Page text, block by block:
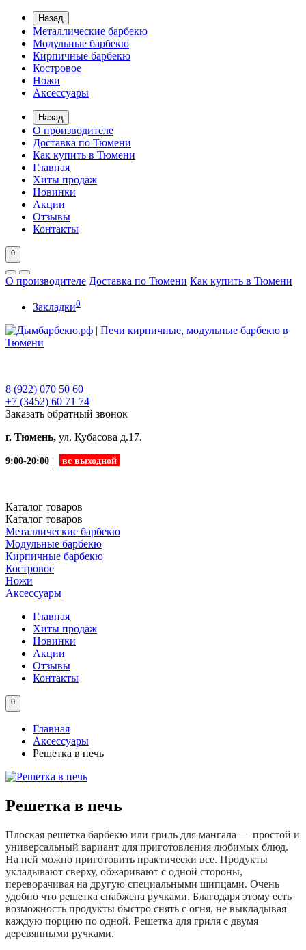
Назад
Металлические барбекю
Модульные барбекю
Кирпичные барбекю
Костровое
Ножи
Аксессуары
Назад
О производителе
Доставка по Тюмени
Как купить в Тюмени
Главная
Хиты продаж
Новинки
Акции
Отзывы
Контакты
0
О производителе Доставка по Тюмени Как купить в Тюмени
Закладки0
8 (922) 070 50 60
+7 (3452) 60 71 74
Заказать обратный звонок
г. Тюмень, ул. Кубасова д.17.
9:00-20:00 вс выходной
Каталог товаров
Каталог товаров
Металлические барбекю
Модульные барбекю
Кирпичные барбекю
Костровое
Ножи
Аксессуары
Главная
Хиты продаж
Новинки
Акции
Отзывы
Контакты
0
Главная
Аксессуары
Решетка в печь
Решетка в печь
Плоская решетка барбекю или гриль для мангала — простой и
универсальный вариант для приготовления любимых блюд.
На ней можно приготовить практически все. Продукты
укладывают сверху, обжаривают с одной стороны,
переворачивая на другую специальными щипцами. Очень
удобно что решетка снабжена ручками. Благодаря этому есть
возможность продукты быстро снять с огня, не выкладывая
каждую порцию по одной. Решетка для гриля с двумя
деревянными ручками.